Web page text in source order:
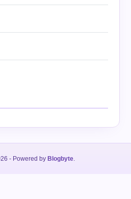
- Powered by Blogbyte.